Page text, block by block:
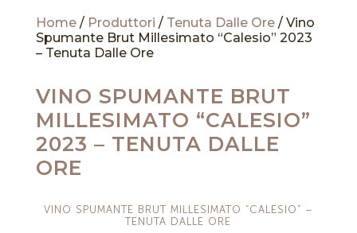
Home/ Produttori / Tenuta Dalle Ore/ Vino
Spumante Brut Millesimato “Calesio” 2023
– Tenuta Dalle Ore
VINO SPUMANTE BRUT
MILLESIMATO “CALESIO”
2023 – TENUTA DALLE
ORE
VINO SPUMANTE BRUT MILLESIMATO “CALESIO” –
TENUTA DALLE ORE